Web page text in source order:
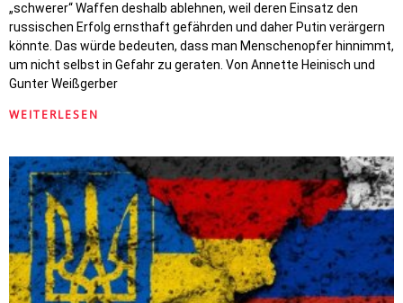
„schwerer“ Waffen deshalb ablehnen, weil deren Einsatz den
russischen Erfolg ernsthaft gefährden und daher Putin verärgern
könnte. Das würde bedeuten, dass man Menschenopfer hinnimmt,
um nicht selbst in Gefahr zu geraten. Von Annette Heinisch und
Gunter Weißgerber
WEITERLESEN